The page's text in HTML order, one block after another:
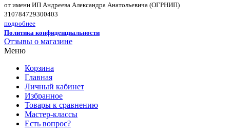
от имени ИП Андреева Александра Анатольевича (ОГРНИП)
310784729300403
подробнее
Политика конфиденциальности
Отзывы о магазине
Меню
Корзина
Главная
Личный кабинет
Избранное
Товары к сравнению
Мастер-классы
Есть вопрос?